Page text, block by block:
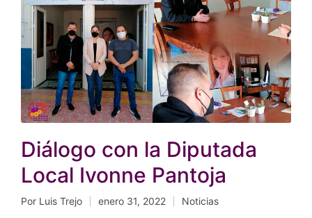
Diálogo con la Diputada
Local Ivonne Pantoja
Publicado
Por Luis Trejo enero 31, 2022
Publicado
Noticias